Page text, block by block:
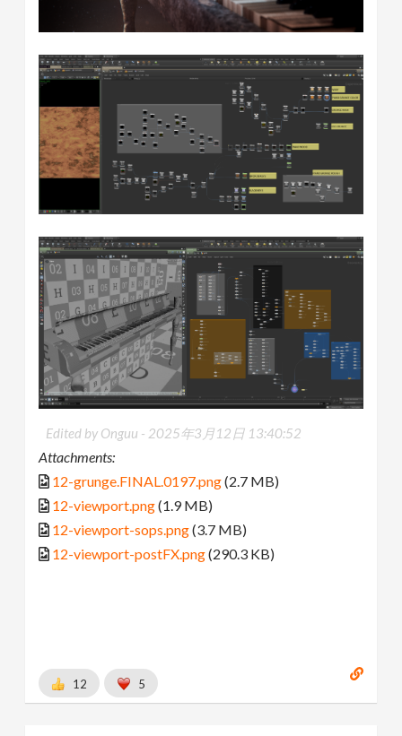
Edited by Onguu - 2025年3月12日 13:40:52
Attachments:
12-grunge.FINAL.0197.png(2.7 MB)
12-viewport.png(1.9 MB)
12-viewport-sops.png(3.7 MB)
12-viewport-postFX.png(290.3 KB)
12 5